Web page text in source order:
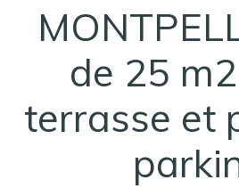
de 25
terrasse et